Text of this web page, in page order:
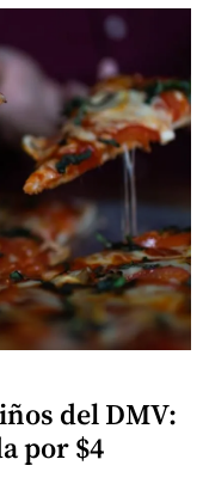
del DMV:
por $4